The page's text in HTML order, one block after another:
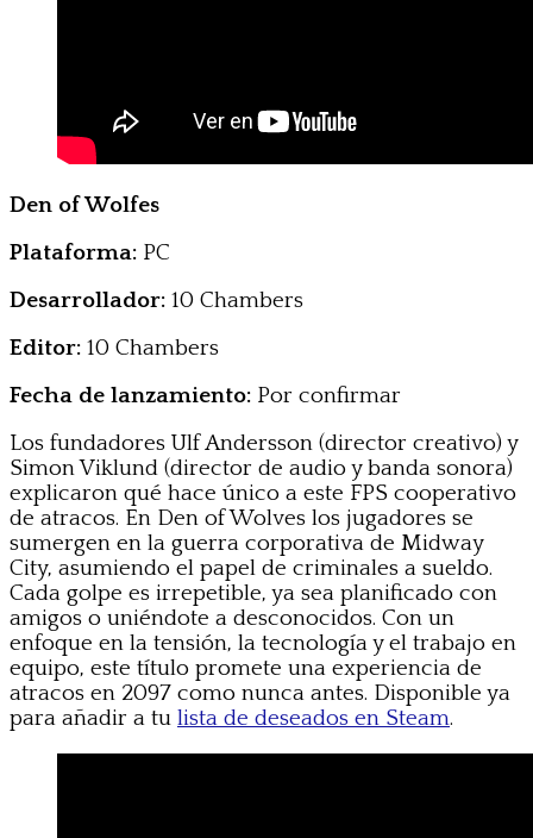
Den of Wolfes
Plataforma: PC
Desarrollador: 10 Chambers
Editor: 10 Chambers
Fecha de lanzamiento: Por confirmar
Los fundadores Ulf Andersson (director creativo) y
Simon Viklund (director de audio y banda sonora)
explicaron qué hace único a este FPS cooperativo
de atracos. En Den of Wolves los jugadores se
sumergen en la guerra corporativa de Midway
City, asumiendo el papel de criminales a sueldo.
Cada golpe es irrepetible, ya sea planificado con
amigos o uniéndote a desconocidos. Con un
enfoque en la tensión, la tecnología y el trabajo en
equipo, este título promete una experiencia de
atracos en 2097 como nunca antes. Disponible ya
para añadir a tu lista de deseados en Steam.